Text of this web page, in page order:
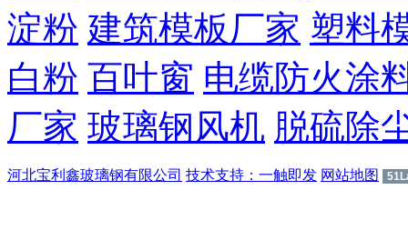
淀粉 建筑模板厂家 塑料
白粉 百叶窗 电缆防火涂
厂家 玻璃钢风机 脱硫除
河北宝利鑫玻璃钢有限公司 技术支持：一触即发 网站地图